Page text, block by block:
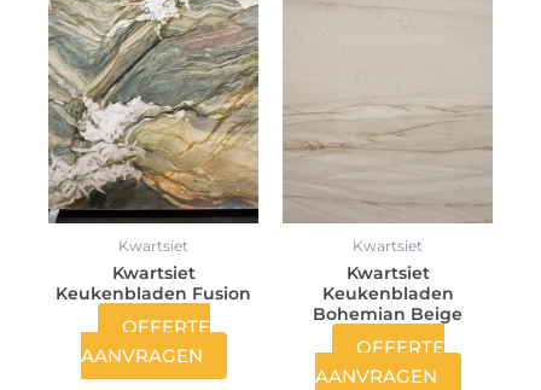
Kwartsiet
Kwartsiet
Keukenbladen Fusion
OFFERTE
AANVRAGEN
Kwartsiet
Kwartsiet
Keukenbladen
Bohemian Beige
OFFERTE
AANVRAGEN